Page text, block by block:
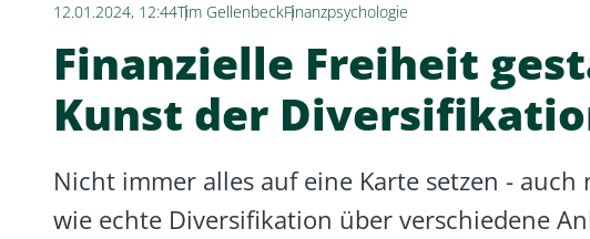
12.01.2024, 12:44Tim GellenbeckFinanzpsychologie
Finanzielle Freiheit
Kunst der
Nicht immer alles auf eine Karte setzen - auch
wie echte Diversifikation über verschiedene